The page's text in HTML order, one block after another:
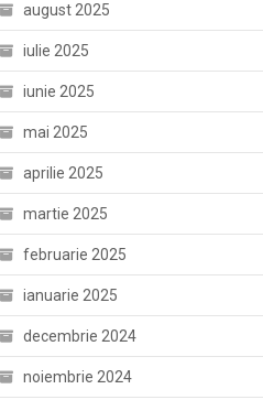
august 2025
iulie 2025
iunie 2025
mai 2025
aprilie 2025
martie 2025
februarie 2025
ianuarie 2025
decembrie 2024
noiembrie 2024